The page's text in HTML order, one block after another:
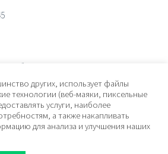
32, офис 201, лит. А. Санкт-Петербург,
других, использует файлы
технологии (веб-маяки, пиксельные
услуги, наиболее
а также накапливать
для анализа и улучшения наших